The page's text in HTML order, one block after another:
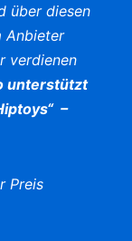
über diesen
Anbieter
verdienen
unterstützt
–
Preis